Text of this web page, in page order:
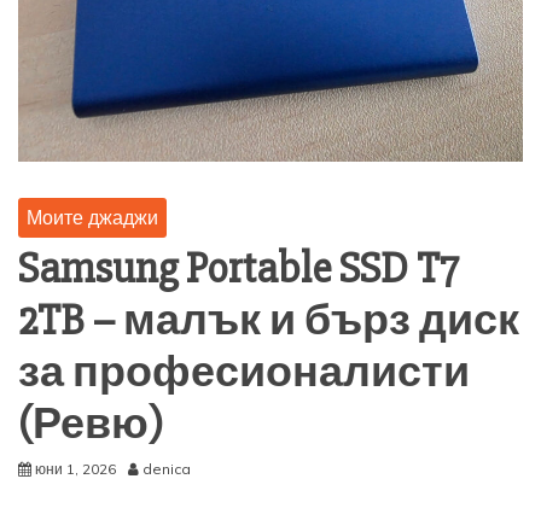
Моите джаджи
Samsung Portable SSD T7
2TB – малък и бърз диск
за професионалисти
(Ревю)
юни 1, 2026 denica